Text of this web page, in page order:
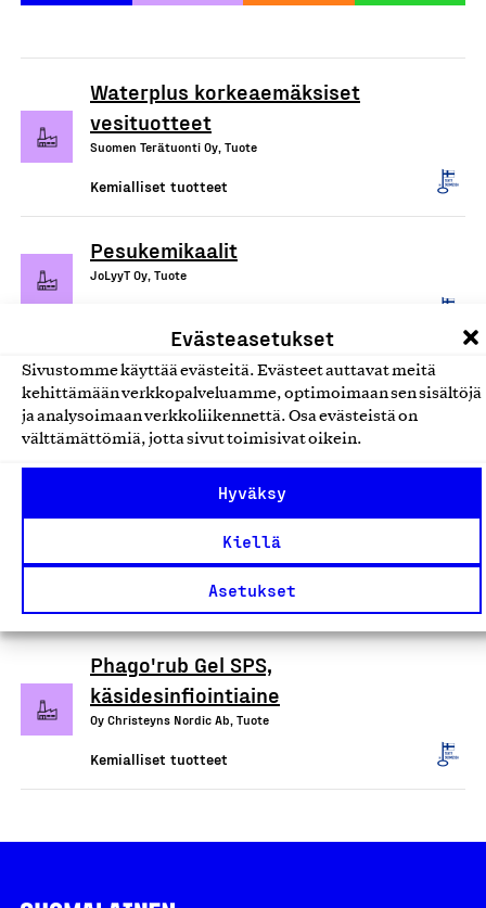
Evästeasetukset
Sivustomme käyttää evästeitä. Evästeet auttavat meitä
kehittämään verkkopalveluamme, optimoimaan sen sisältöjä
ja analysoimaan verkkoliikennettä. Osa evästeistä on
välttämättömiä, jotta sivut toimisivat oikein.
Hyväksy
Kiellä
Asetukset
Waterplus korkeaemäksiset
vesituotteet
Suomen Terätuonti Oy, Tuote
Kemialliset tuotteet
Pesukemikaalit
JoLyyT Oy, Tuote
KUP Clean pesuaineet
Kumkem Oy, Tuote
Kemialliset tuotteet
Phago'derm Sensitive,
käsienpesuaine
Oy Christeyns Nordic Ab, Tuote
Kemialliset tuotteet
Phago'rub Gel SPS,
käsidesinfiointiaine
Oy Christeyns Nordic Ab, Tuote
Kemialliset tuotteet